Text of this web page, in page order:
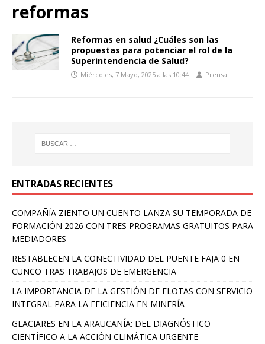
reformas
Reformas en salud ¿Cuáles son las
propuestas para potenciar el rol de la
Superintendencia de Salud?
Miércoles, 7 Mayo, 2025 a las 10:44 Prensa
ENTRADAS RECIENTES
COMPAÑÍA ZIENTO UN CUENTO LANZA SU TEMPORADA DE
FORMACIÓN 2026 CON TRES PROGRAMAS GRATUITOS PARA
MEDIADORES
RESTABLECEN LA CONECTIVIDAD DEL PUENTE FAJA 0 EN
CUNCO TRAS TRABAJOS DE EMERGENCIA
LA IMPORTANCIA DE LA GESTIÓN DE FLOTAS CON SERVICIO
INTEGRAL PARA LA EFICIENCIA EN MINERÍA
GLACIARES EN LA ARAUCANÍA: DEL DIAGNÓSTICO
CIENTÍFICO A LA ACCIÓN CLIMÁTICA URGENTE